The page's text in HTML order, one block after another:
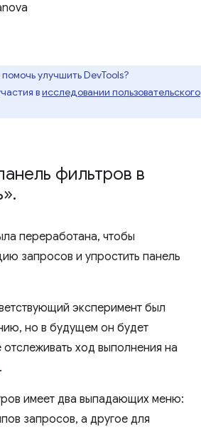
улучшить DevTools?
висследовании пользовательского
фильтров в
.
переработана, чтобы
запросов и упростить панель
эксперимент был
но в будущем он будет
ход выполнения на
.
имеет два выпадающих меню:
запросов, а другое для